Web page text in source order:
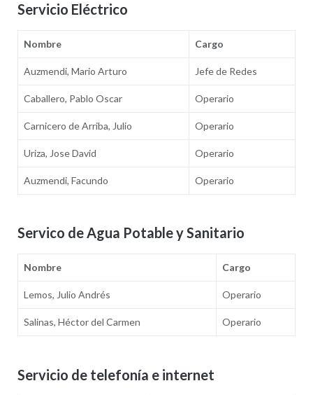
Servicio Eléctrico
Nombre Cargo
Auzmendi, Mario Arturo Jefe de Redes
Caballero, Pablo Oscar Operario
Carnicero de Arriba, Julio Operario
Uriza, Jose David Operario
Auzmendi, Facundo Operario
Servico de Agua Potable y Sanitario
Nombre Cargo
Lemos, Julio Andrés Operario
Salinas, Héctor del Carmen Operario
Servicio de telefonía e internet